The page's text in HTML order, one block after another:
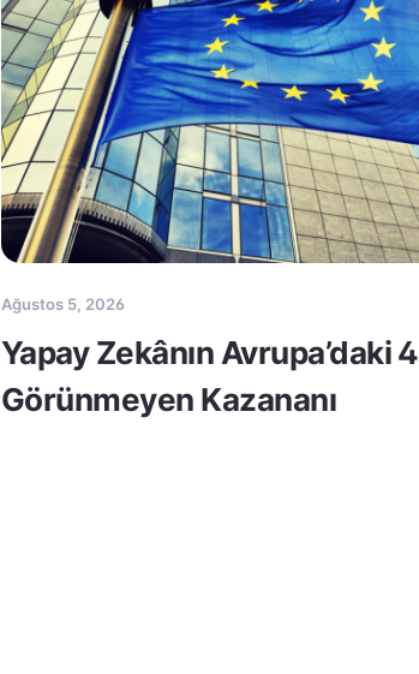
Ağustos 5, 2026
Yapay Zekânın Avrupa’daki 4
Görünmeyen Kazananı